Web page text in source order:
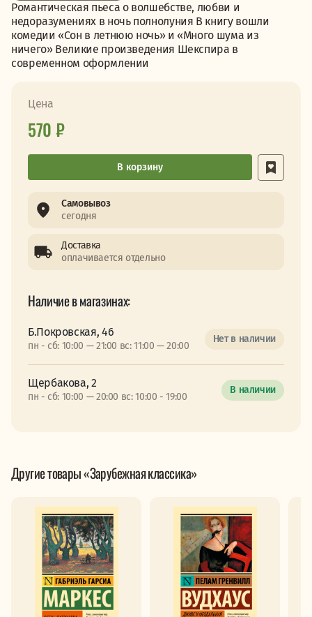
Романтическая пьеса о волшебстве, любви и
недоразумениях в ночь полнолуния В книгу вошли
комедии «Сон в летнюю ночь» и «Много шума из
ничего» Великие произведения Шекспира в
современном оформлении
Цена
570 ₽
В корзину
Самовывоз
сегодня
Доставка
оплачивается отдельно
Наличие в магазинах:
Б.Покровская, 46
пн - сб: 10:00 — 21:00 вс: 11:00 — 20:00
Нет в наличии
Щербакова, 2
пн - сб: 10:00 — 20:00 вс: 10:00 - 19:00
В наличии
Другие товары «Зарубежная классика»